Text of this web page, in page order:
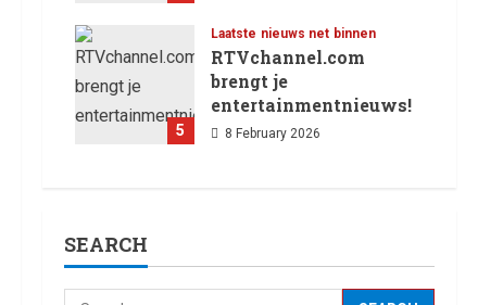
5
Laatste nieuws net binnen
RTVchannel.com
brengt je
entertainmentnieuws!
8 February 2026
SEARCH